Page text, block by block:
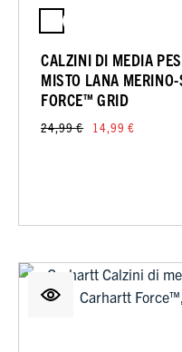
CALZINI DI MEDIA
MISTO LANA
FORCE™ GRID
24,99 € 14,99 €